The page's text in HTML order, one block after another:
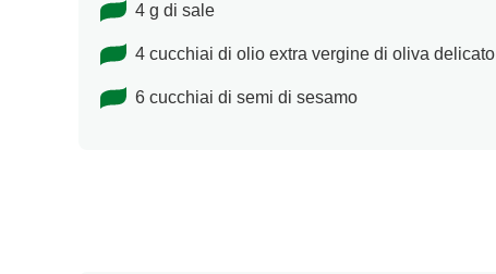
4 g di sale
4 cucchiai di olio extra vergine di oliva delicato
6 cucchiai di semi di sesamo